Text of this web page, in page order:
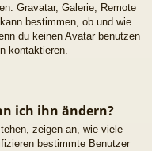
Gravatar, Galerie, Remote
bestimmen, ob und wie
du keinen Avatar benutzen
kontaktieren.
ich ihn ändern?
zeigen an, wie viele
bestimmte Benutzer